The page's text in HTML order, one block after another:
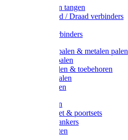
Spanners en tangen
Lint / Koord / Draad verbinders
Litzclip verbinders
Recycling palen & metalen palen
Kunststof palen
T-Post t-palen & toebehoren
Glasfiber palen
Houten palen
Poortgrepen
Doorgangset & poortsets
Poortgreepankers
Weidepoorten